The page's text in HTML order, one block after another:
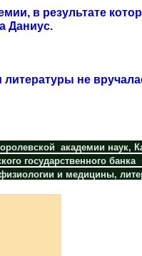
в результате
Даниус.
не
академии наук,
государственного
и медицины,